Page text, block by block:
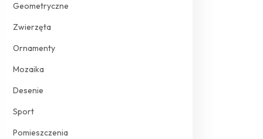
Geometryczne
Zwierzęta
Ornamenty
Mozaika
Desenie
Sport
Pomieszczenia